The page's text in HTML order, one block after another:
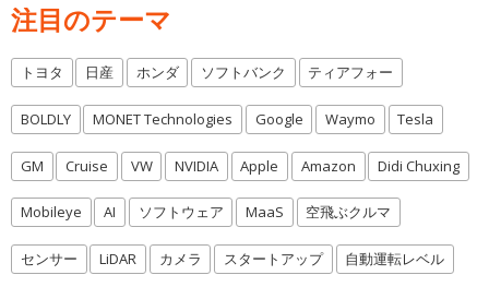
注目のテーマ
トヨタ 日産 ホンダ ソフトバンク ティアフォー
BOLDLY MONET Technologies Google Waymo Tesla
GM Cruise VW NVIDIA Apple Amazon Didi Chuxing
Mobileye AI ソフトウェア MaaS 空飛ぶクルマ
センサー LiDAR カメラ スタートアップ 自動運転レベル